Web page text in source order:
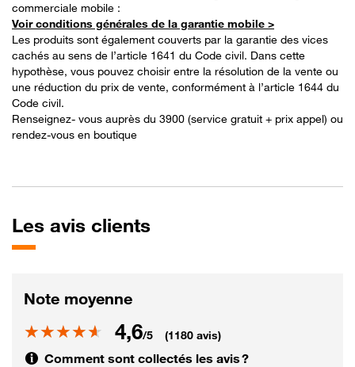
commerciale mobile :
Voir conditions générales de la garantie mobile >
Les produits sont également couverts par la garantie des vices
cachés au sens de l’article 1641 du Code civil. Dans cette
hypothèse, vous pouvez choisir entre la résolution de la vente ou
une réduction du prix de vente, conformément à l’article 1644 du
Code civil.
Renseignez- vous auprès du 3900 (service gratuit + prix appel) ou
rendez-vous en boutique
Les avis clients
Note moyenne
Note
4,6/5 (1180 avis)
Comment sont collectés les avis ?